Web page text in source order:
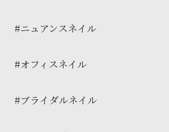
#ニュアンスネイル
#オフィスネイル
#ブライダルネイル